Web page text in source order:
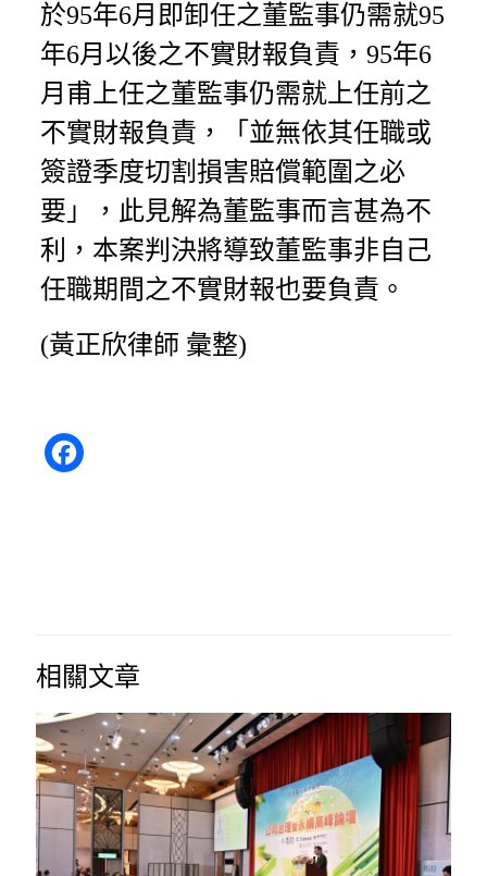
於95年6月即卸任之董監事仍需就95
年6月以後之不實財報負責，95年6
月甫上任之董監事仍需就上任前之
不實財報負責，「並無依其任職或
簽證季度切割損害賠償範圍之必
要」，此見解為董監事而言甚為不
利，本案判決將導致董監事非自己
任職期間之不實財報也要負責。
(黃正欣律師 彙整)
Facebook
相關文章